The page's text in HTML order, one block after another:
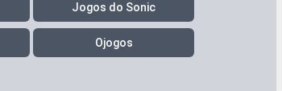
Jogos do Sonic
Ojogos